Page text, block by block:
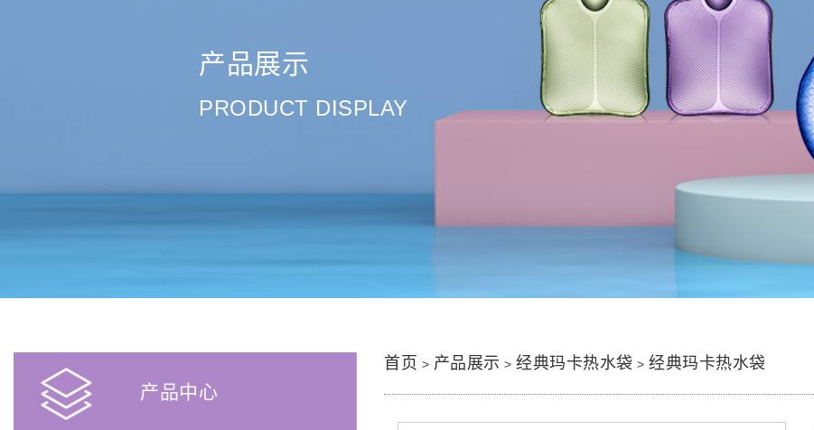
产品展示
PRODUCT DISPLAY
产品中心
首页 > 产品展示 > 经典玛卡热水袋 > 经典玛卡热水袋